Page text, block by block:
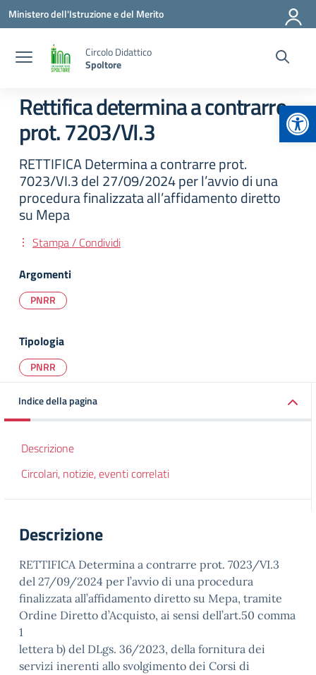
Vai ai contenuti
Vai al menu di navigazione
Vai al footer
Ministero dell'Istruzione e del Merito
Circolo Didattico
Spoltore
Rettifica determina a contrarre
prot. 7203/VI.3
RETTIFICA Determina a contrarre prot.
7023/VI.3 del 27/09/2024 per l’avvio di una
procedura finalizzata all’affidamento diretto
su Mepa
Stampa / Condividi
Argomenti
PNRR
Tipologia
PNRR
Indice della pagina
Descrizione
Circolari, notizie, eventi correlati
Descrizione
RETTIFICA Determina a contrarre prot. 7023/VI.3
del 27/09/2024 per l’avvio di una procedura
finalizzata all’affidamento diretto su Mepa, tramite
Ordine Diretto d’Acquisto, ai sensi dell’art.50 comma
1
lettera b) del DLgs. 36/2023, della fornitura dei
servizi inerenti allo svolgimento dei Corsi di